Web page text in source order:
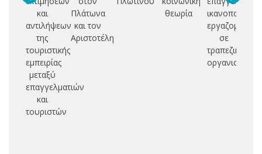
και
αντιλήψεων
της
τουριστικής
εμπειρίας
μεταξύ
επαγγελματιών
και
τουριστών
Πλάτωνα
και τον
Αριστοτέλη
θεωρία
ικανοποίηση
εργαζομένων
σε
τραπεζικό
οργανισμό